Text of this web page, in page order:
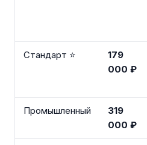
Стандарт ⭐
179
000 ₽
Промышленный
319
000 ₽